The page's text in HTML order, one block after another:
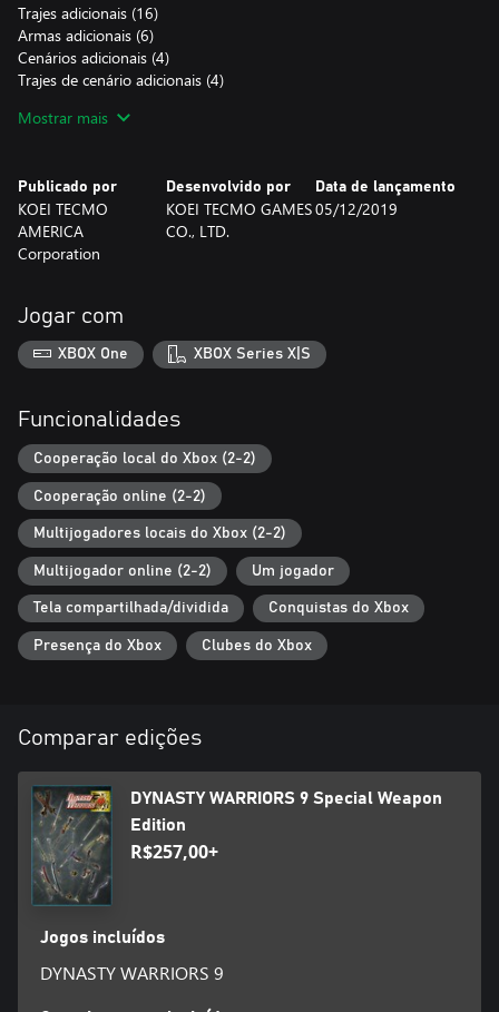
Trajes adicionais (16)
Armas adicionais (6)
Cenários adicionais (4)
Trajes de cenário adicionais (4)
Armas adicionais (6)
Cenários adicionais (4)
Trajes de cenário adicionais (4)
este DLC. Consulta o site oficial para mais detalhes.
(https://www.koeitecmoamerica.com/dw9/)
Mostrar mais
Publicado por
KOEI TECMO
AMERICA
Corporation
Desenvolvido por
KOEI TECMO GAMES
CO., LTD.
Data de lançamento
05/12/2019
Jogar com
XBOX One XBOX Series X|S
Funcionalidades
Cooperação local do Xbox (2-2)
Cooperação online (2-2)
Multijogadores locais do Xbox (2-2)
Multijogador online (2-2) Um jogador
Tela compartilhada/dividida Conquistas do Xbox
Presença do Xbox Clubes do Xbox
Comparar edições
DYNASTY WARRIORS 9 Special Weapon
Edition
R$257,00+
Jogos incluídos
DYNASTY WARRIORS 9